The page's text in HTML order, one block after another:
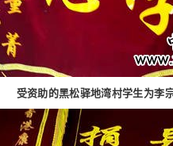
受资助的黑松驿地湾村学生为李